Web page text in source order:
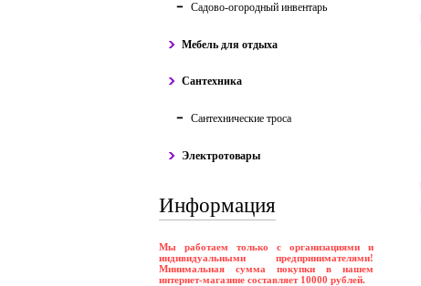
Садово-огородный инвентарь
Мебель для отдыха
Сантехника
Сантехнические троса
Электротовары
Информация
Мы работаем только с организациями и
индивидуальными предпринимателями!
Минимальная сумма покупки в нашем
интернет-магазине составляет 10000 рублей.